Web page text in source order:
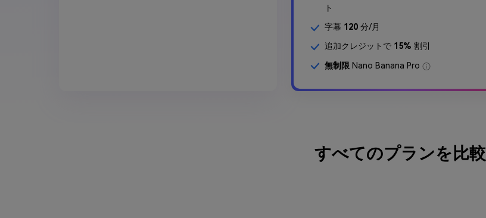
ト
字幕 120 分/月
追加クレジットで 15% 割引
無制限 Nano Banana Pro
すべてのプランを比較